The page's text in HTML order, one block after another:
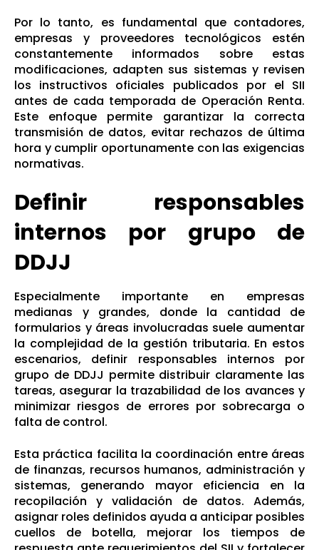
Por lo tanto, es fundamental que contadores,
empresas y proveedores tecnológicos estén
constantemente informados sobre estas
modificaciones, adapten sus sistemas y revisen
los instructivos oficiales publicados por el SII
antes de cada temporada de Operación Renta.
Este enfoque permite garantizar la correcta
transmisión de datos, evitar rechazos de última
hora y cumplir oportunamente con las exigencias
normativas.
Definir responsables
internos por grupo de
DDJJ
Especialmente importante en empresas
medianas y grandes, donde la cantidad de
formularios y áreas involucradas suele aumentar
la complejidad de la gestión tributaria. En estos
escenarios, definir responsables internos por
grupo de DDJJ permite distribuir claramente las
tareas, asegurar la trazabilidad de los avances y
minimizar riesgos de errores por sobrecarga o
falta de control.
Esta práctica facilita la coordinación entre áreas
de finanzas, recursos humanos, administración y
sistemas, generando mayor eficiencia en la
recopilación y validación de datos. Además,
asignar roles definidos ayuda a anticipar posibles
cuellos de botella, mejorar los tiempos de